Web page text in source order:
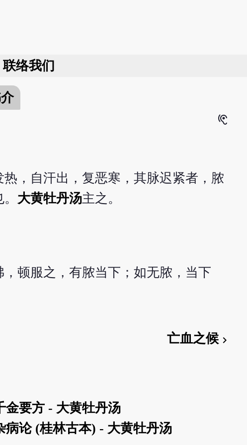
联络我们
hearing
，自汗出，复恶寒，其脉迟紧者，脓
大黄牡丹汤主之。
顿服之，有脓当下；如无脓，当下
亡血之候chevron_right
金要方 - 大黄牡丹汤
病论 (桂林古本) - 大黄牡丹汤